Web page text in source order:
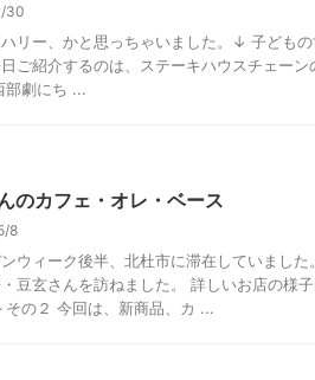
30
リー、かと思っちゃいました。↓ 子どもの
ご紹介するのは、ステーキハウスチェーン
部劇にち ...
のカフェ・オレ・ベース
8
ウィーク後半、北杜市に滞在していまし
豆玄さんを訪ねました。 詳しいお店の様
その２ 今回は、新商品、カ ...